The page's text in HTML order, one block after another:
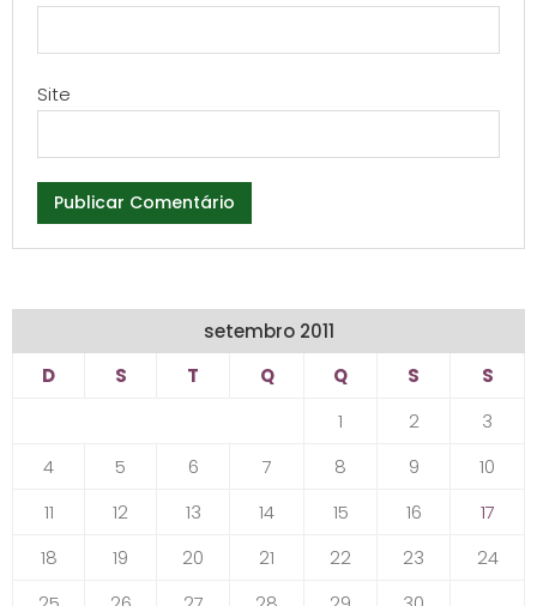
Site
setembro 2011
D
S T Q Q S
S
1
2
3
4
5 6 7 8 9
10
11
12 13 14 15 16
17
18
19 20 21 22 23
24